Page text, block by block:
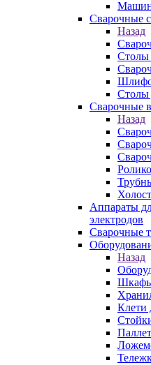
Сварочные
Назад
Столы
Столы
Сварочные
Назад
Аппараты
электродов
Сварочные
Назад
Шкафы
Клети